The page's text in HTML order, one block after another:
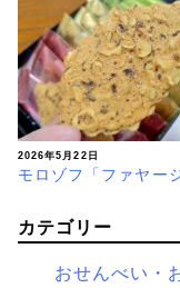
2026年5月22日
モロゾフ「ファヤー
カテゴリー
おせんべい・